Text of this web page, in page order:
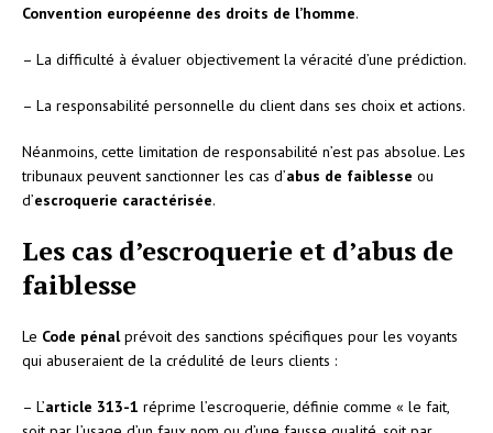
Convention européenne des droits de l’homme.
– La difficulté à évaluer objectivement la véracité d’une prédiction.
– La responsabilité personnelle du client dans ses choix et actions.
Néanmoins, cette limitation de responsabilité n’est pas absolue. Les
tribunaux peuvent sanctionner les cas d’abus de faiblesse ou
d’escroquerie caractérisée.
Les cas d’escroquerie et d’abus de
faiblesse
Le Code pénalprévoit des sanctions spécifiques pour les voyants
qui abuseraient de la crédulité de leurs clients :
– L’article 313-1 réprime l’escroquerie, définie comme « le fait,